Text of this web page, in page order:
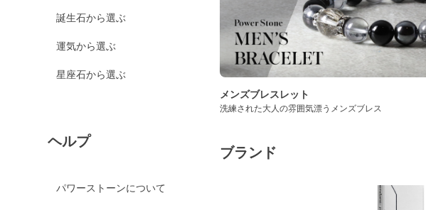
誕生石から選ぶ
運気から選ぶ
星座石から選ぶ
ヘルプ
パワーストーンについて
メンズブレスレット
洗練された大人の雰囲気漂うメンズブレス
ブランド